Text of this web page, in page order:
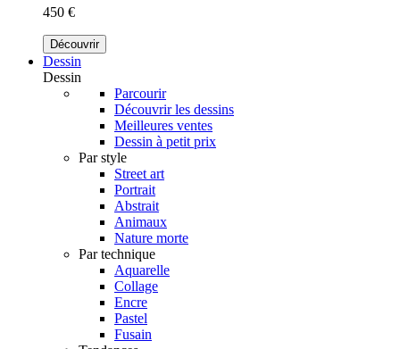
450 €
Découvrir
Dessin
Dessin
Parcourir
Découvrir les dessins
Meilleures ventes
Dessin à petit prix
Par style
Street art
Portrait
Abstrait
Animaux
Nature morte
Par technique
Aquarelle
Collage
Encre
Pastel
Fusain